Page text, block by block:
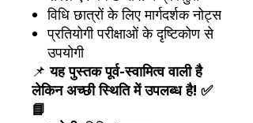
विधि छात्रों के लिए मार्गदर्शक नोट्स
प्रतियोगी परीक्षाओं के दृष्टिकोण से
उपयोगी
📌यह पुस्तक पूर्व-स्वामित्व वाली है
लेकिन अच्छी स्थिति में उपलब्ध है! ✅
📘